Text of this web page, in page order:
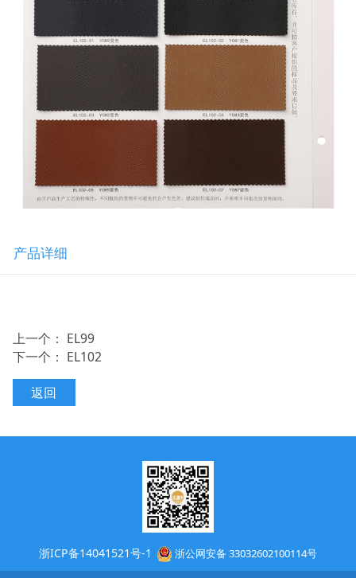
产品详细
上一个： EL99
下一个： EL102
返回
浙ICP备14041521号-1 浙公网安备 33032602100114号